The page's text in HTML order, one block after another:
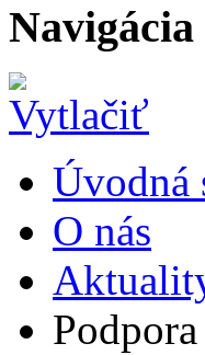
Navigácia
Úvodná
O nás